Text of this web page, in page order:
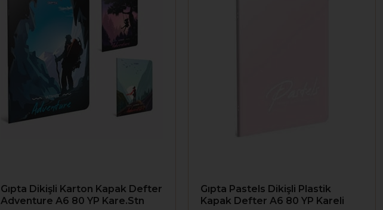
Gıpta Dikişli Karton Kapak Defter
Adventure A6 80 YP Kare.Stn
Gıpta Pastels Dikişli Plastik
Kapak Defter A6 80 YP Kareli